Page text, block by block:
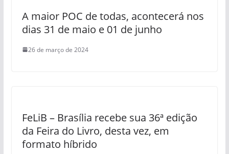
A maior POC de todas, acontecerá nos
dias 31 de maio e 01 de junho
26 de março de 2024
FeLiB – Brasília recebe sua 36ª edição
da Feira do Livro, desta vez, em
formato híbrido